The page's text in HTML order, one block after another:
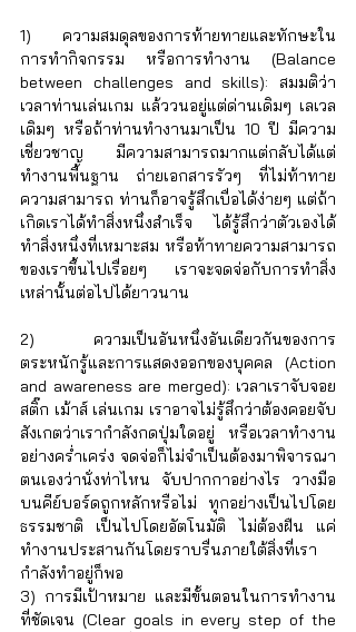
1) ความสมดุลของการท้ายทายและทักษะใน
การทำกิจกรรม หรือการทำงาน (Balance
between challenges and skills): สมมติว่า
เวลาท่านเล่นเกม แล้ววนอยู่แต่ด่านเดิมๆ เลเวล
เดิมๆ หรือถ้าท่านทำงานมาเป็น 10 ปี มีความ
เชี่ยวชาญ มีความสามารถมากแต่กลับได้แต่
ทำงานพื้นฐาน ถ่ายเอกสารรัวๆ ที่ไม่ท้าทาย
ความสามารถ ท่านก็อาจรู้สึกเบื่อได้ง่ายๆ แต่ถ้า
เกิดเราได้ทำสิ่งหนึ่งสำเร็จ ได้รู้สึกว่าตัวเองได้
ทำสิ่งหนึ่งที่เหมาะสม หรือท้าทายความสามารถ
ของเราขึ้นไปเรื่อยๆ เราจะจดจ่อกับการทำสิ่ง
เหล่านั้นต่อไปได้ยาวนาน
2) ความเป็นอันหนึ่งอันเดียวกันของการ
ตระหนักรู้และการแสดงออกของบุคคล (Action
and awareness are merged): เวลาเราจับจอย
สติ๊ก เม้าส์ เล่นเกม เราอาจไม่รู้สึกว่าต้องคอยจับ
สังเกตว่าเรากำลังกดปุ่มใดอยู่ หรือเวลาทำงาน
อย่างคร่ำเคร่ง จดจ่อก็ไม่จำเป็นต้องมาพิจารณา
ตนเองว่านั่งท่าไหน จับปากกาอย่างไร วางมือ
บนคีย์บอร์ดถูกหลักหรือไม่ ทุกอย่างเป็นไปโดย
ธรรมชาติ เป็นไปโดยอัตโนมัติ ไม่ต้องฝืน แค่
ทำงานประสานกันโดยราบรื่นภายใต้สิ่งที่เรา
กำลังทำอยู่ก็พอ
3) การมีเป้าหมาย และมีขั้นตอนในการทำงาน
ที่ชัดเจน (Clear goals in every step of the